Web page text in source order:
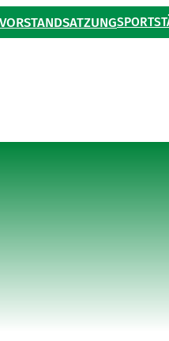
VORSTANDSATZUNG